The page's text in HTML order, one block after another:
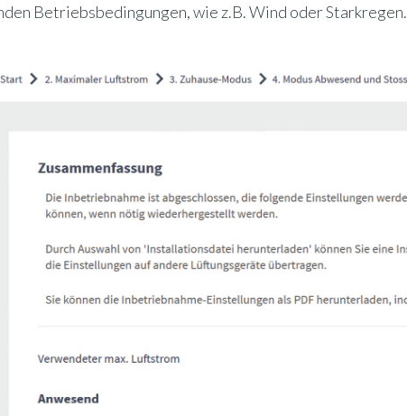
Betriebsbedingungen, wie z.B. Wind oder Starkregen.